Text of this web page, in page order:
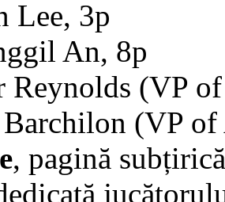
Lee, 3p
An, 8p
Reynolds (VP
Barchilon (VP
, pagină